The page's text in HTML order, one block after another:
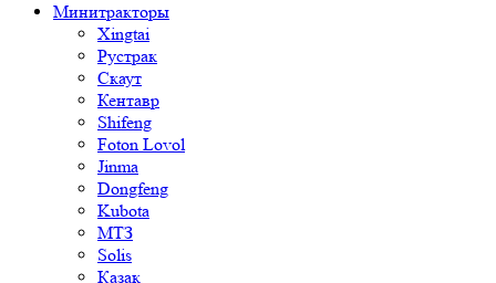
Минитракторы
Xingtai
Рустрак
Скаут
Кентавр
Shifeng
Foton Lovol
Jinma
Dongfeng
Kubota
МТЗ
Solis
Казак